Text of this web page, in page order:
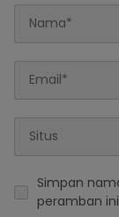
Simpan
peramban